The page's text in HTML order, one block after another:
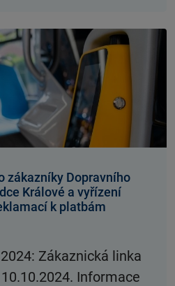
zákazníky Dopravního
Králové a vyřízení
k platbám
Zákaznická linka
Informace